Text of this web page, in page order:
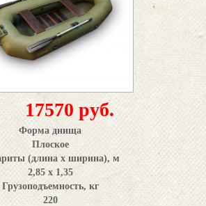
17570 руб.
Форма днища
Плоское
(длина x ширина), м
2,85 х 1,35
Грузоподъемность, кг
220